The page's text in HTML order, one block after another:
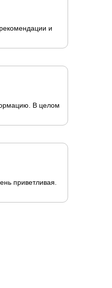
и
В целом
приветливая.